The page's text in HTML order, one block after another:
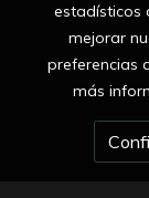
estadísticos
mejorar
preferencias
más